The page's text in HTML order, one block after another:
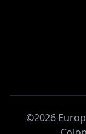
©2026